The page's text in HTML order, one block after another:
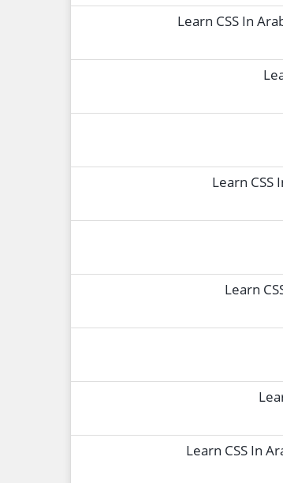
Learn CSS In
Learn
Learn
Learn CSS In